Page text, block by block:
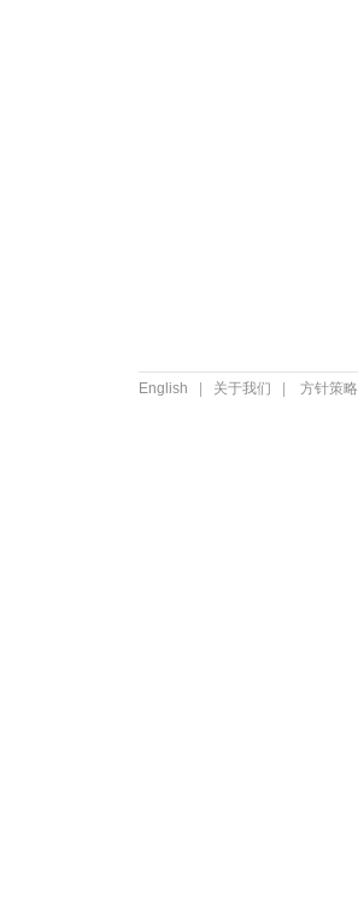
English 关于我们 方针策略